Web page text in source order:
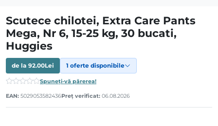
Scutece chilotei, Extra Care Pants
Mega, Nr 6, 15-25 kg, 30 bucati,
Huggies
de la 92.00Lei 1 oferte disponibile
Spuneți-vă părerea!
EAN: 5029053582436Preț verificat: 06.08.2026